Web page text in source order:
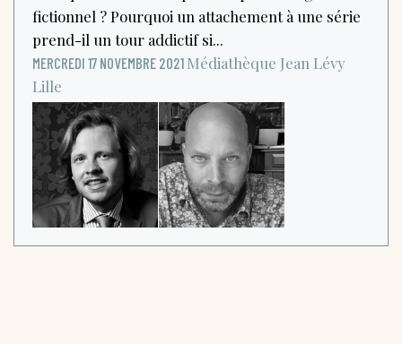
fictionnel ? Pourquoi un attachement à une série
prend-il un tour addictif si...
MERCREDI 17 NOVEMBRE 2021 Médiathèque Jean Lévy
Lille